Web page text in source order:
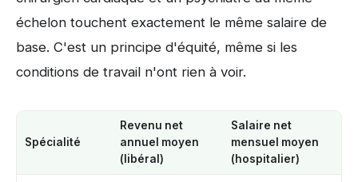
échelon touchent exactement le même salaire de
base. C'est un principe d'équité, même si les
conditions de travail n'ont rien à voir.
Spécialité
Revenu net
annuel moyen
(libéral)
Salaire net
mensuel moyen
(hospitalier)